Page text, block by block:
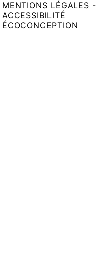
MENTIONS LÉGALES -
ACCESSIBILITÉ
ÉCOCONCEPTION